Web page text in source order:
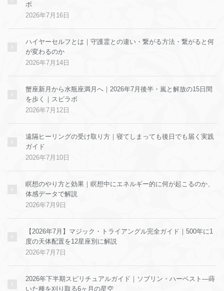
ボ
2026年7月16日
ハイヤーセルフとは｜守護霊との違い・繋がる方法・繋がると何
が変わるのか
2026年7月14日
蟹座新月から水瓶座満月へ｜2026年7月後半・嵐と解放の15日間
を歩く｜スピラボ
2026年7月12日
遠隔ヒーリングの受け取り方｜寝てしまっても後日でも届く実践
ガイド
2026年7月10日
瞑想のやり方と効果｜瞑想中にエネルギー的に何が起こるのか、
体感データで解説
2026年7月9日
【2026年7月】マジック・トライアングル完全ガイド｜500年に1
度の天体配置を12星座別に解説
2026年7月7日
2026年下半期スピリチュアルガイド｜ソブリン・ハーベスト—蒔
いた種を刈り取る6ヶ月の星空